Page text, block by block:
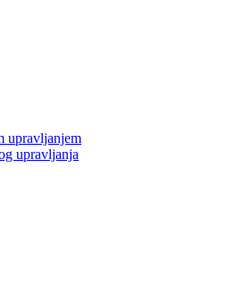
upravljanjem
upravljanja